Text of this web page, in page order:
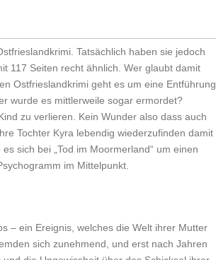
Tatsächlich haben sie jedoch
117 Seiten recht ähnlich. Wer glaubt damit
Ostfrieslandkrimi geht es um eine Entführung.
wurde es mittlerweile sogar ermordet?
zu verlieren. Kein Wunder also dass auch
Tochter Kyra lebendig wiederzufinden damit
sich bei „Tod im Moormerland“ um einen
im Mittelpunkt.
– ein Ereignis, welches die Welt ihrer Mutter
sich zunehmend, und erst nach Jahren